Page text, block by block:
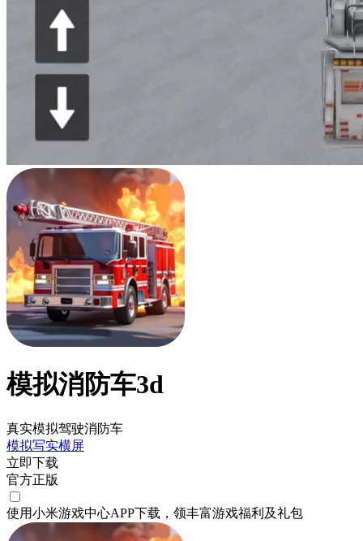
模拟消防车3d
真实模拟驾驶消防车
模拟写实横屏
立即下载
官方正版
使用小米游戏中心APP下载 ，领丰富游戏福利 及礼包